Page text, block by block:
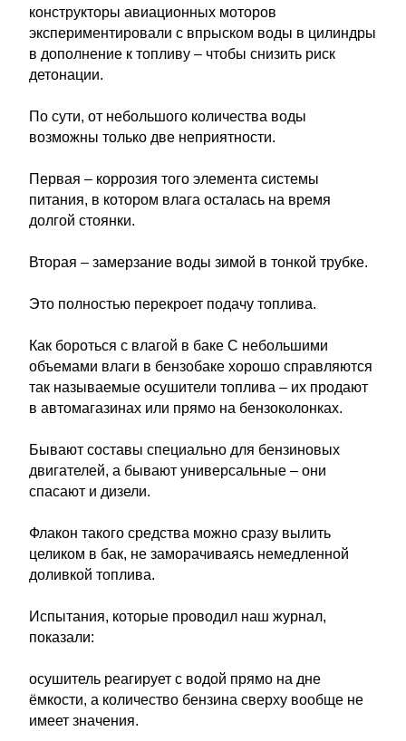
конструкторы авиационных моторов
экспериментировали с впрыском воды в цилиндры
в дополнение к топливу – чтобы снизить риск
детонации.
По сути, от небольшого количества воды
возможны только две неприятности.
Первая – коррозия того элемента системы
питания, в котором влага осталась на время
долгой стоянки.
Вторая – замерзание воды зимой в тонкой трубке.
Это полностью перекроет подачу топлива.
Как бороться с влагой в баке С небольшими
объемами влаги в бензобаке хорошо справляются
так называемые осушители топлива – их продают
в автомагазинах или прямо на бензоколонках.
Бывают составы специально для бензиновых
двигателей, а бывают универсальные – они
спасают и дизели.
Флакон такого средства можно сразу вылить
целиком в бак, не заморачиваясь немедленной
доливкой топлива.
Испытания, которые проводил наш журнал,
показали:
осушитель реагирует с водой прямо на дне
ёмкости, а количество бензина сверху вообще не
имеет значения.